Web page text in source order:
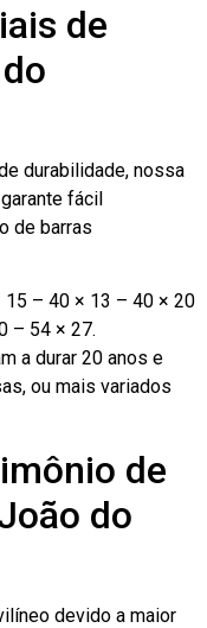
de
durabilidade, nossa
fácil
de barras
– 40 × 13 – 40 × 20
– 54 × 27.
a durar 20 anos e
ou mais variados
de
do
devido a maior